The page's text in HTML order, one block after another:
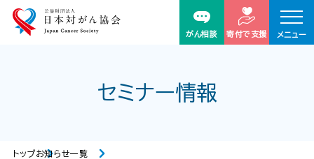
がん相談 寄付で支援 メニュー
セミナー情報
トップお知らせ一覧